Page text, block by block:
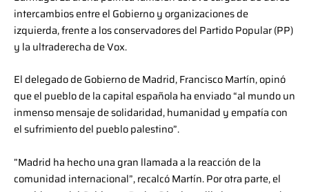
intercambios entre el Gobierno y organizaciones de
izquierda, frente a los conservadores del Partido Popular (PP)
y la ultraderecha de Vox.
El delegado de Gobierno de Madrid, Francisco Martín, opinó
que el pueblo de la capital española ha enviado “al mundo un
inmenso mensaje de solidaridad, humanidad y empatía con
el sufrimiento del pueblo palestino”.
”Madrid ha hecho una gran llamada a la reacción de la
comunidad internacional”, recalcó Martín. Por otra parte, el